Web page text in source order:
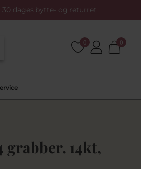
30 dages bytte- og returret
0 0
grabber. 14kt,